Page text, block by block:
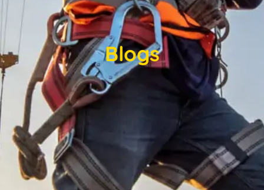
Blogs